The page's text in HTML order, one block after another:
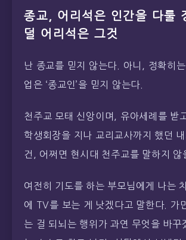
종교, 어리석은 인간을 다룰
덜 어리석은 그것
난 종교를 믿지 않는다. 아니, 정확히는
업은 ‘종교인’을 믿지 않는다.
천주교 모태 신앙이며, 유아세례를 받
학생회장을 지나 교리교사까지 했던
건, 어쩌면 현시대 천주교를 말하지 않
여전히 기도를 하는 부모님에게 나는
에 TV를 보는 게 낫겠다고 말한다. 가
는 걸 되뇌는 행위가 과연 무엇을 바꾸